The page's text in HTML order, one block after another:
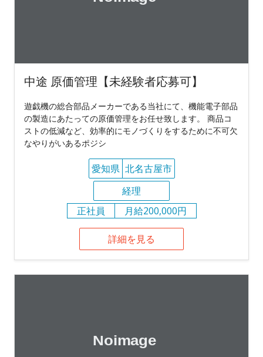
中途 原価管理【未経験者応募可】
遊戯機の総合部品メーカーである当社にて、機能電子部品
の製造にあたっての原価管理をお任せ致します。 商品コ
ストの低減など、効率的にモノづくりをするために不可欠
なやりがいあるポジシ
愛知県 北名古屋市
経理
正社員
月給200,000円
詳細を見る